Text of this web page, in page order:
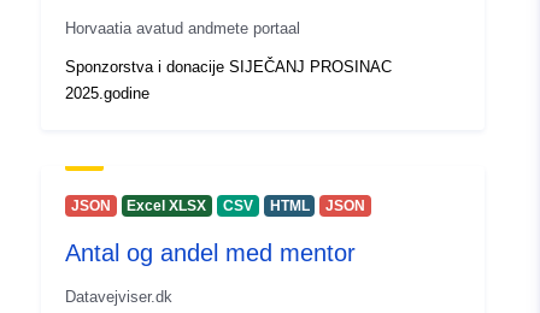
Horvaatia avatud andmete portaal
Sponzorstva i donacije SIJEČANJ PROSINAC
2025.godine
JSON Excel XLSX CSV HTML JSON
Antal og andel med mentor
Datavejviser.dk